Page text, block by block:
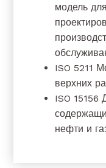
модель
ISO 5211
верхних
ISO 15156
нефти и